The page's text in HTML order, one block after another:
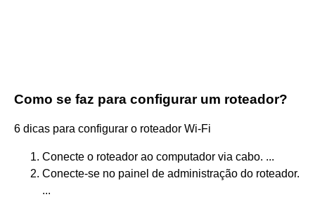
Como se faz para configurar um roteador?
6 dicas para configurar o roteador Wi-Fi
Conecte o roteador ao computador via cabo. ...
Conecte-se no painel de administração do roteador.
...